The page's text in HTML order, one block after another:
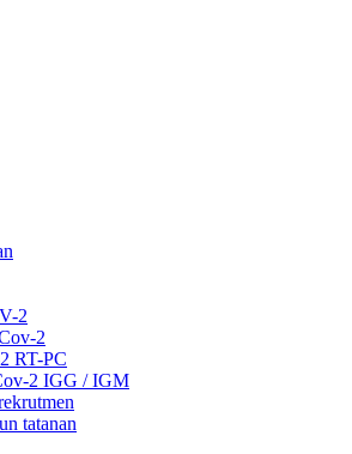
2
2
RT-PC
2 IGG / IGM
tatanan